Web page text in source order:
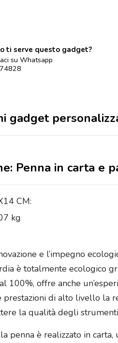
ti serve questo gadget?
su Whatsapp
gadget
Penna in carta e
CM:
kg
e l’impegno
è totalmente ecologico
100%, offre anche
prestazioni di alto livello la
la qualità degli
penna è realizzato in